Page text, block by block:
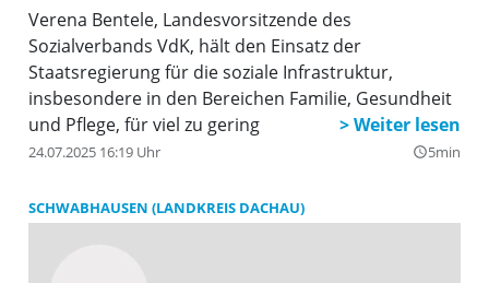
Verena Bentele, Landesvorsitzende des
Sozialverbands VdK, hält den Einsatz der
Staatsregierung für die soziale Infrastruktur,
insbesondere in den Bereichen Familie, Gesundheit
und Pflege, für viel zu gering
24.07.2025 16:19 Uhr query_builder5min
SCHWABHAUSEN (LANDKREIS DACHAU)